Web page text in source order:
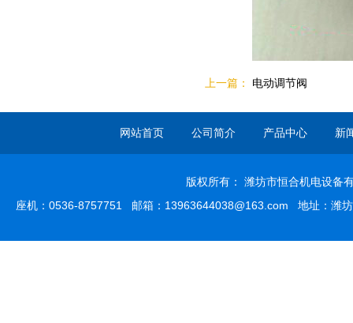
上一篇： 电动调节阀
网站首页 公司简介 产品中心 新
版权所有： 潍坊市恒合机电设
座机：0536-8757751 邮箱：13963644038@163.com 地址：潍